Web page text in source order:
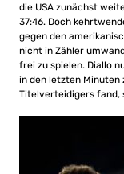
die USA zunächst
37:46. Doch
gegen den
nicht in Zähler
frei zu spielen. Diallo
in den letzten Minuten
Titelverteidigers fand,